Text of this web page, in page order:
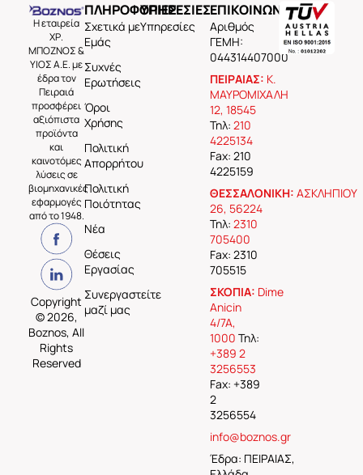
Η εταιρεία
ΧΡ.
ΜΠΟΖΝΟΣ &
ΥΙΟΣ Α.Ε. με
έδρα τον
Πειραιά
προσφέρει
αξιόπιστα
προϊόντα
και
καινοτόμες
λύσεις σε
βιομηχανικές
εφαρμογές
από το 1948.
Copyright
© 2026,
Boznos, All
Rights
Reserved
ΠΛΗΡΟΦΟΡΙΕΣ
Σχετικά με
Εμάς
Συχνές
Ερωτήσεις
Όροι
Χρήσης
Πολιτική
Απορρήτου
Πολιτική
Ποιότητας
Νέα
Θέσεις
Εργασίας
Συνεργαστείτε
μαζί μας
ΥΠΗΡΕΣΙΕΣ
Υπηρεσίες
ΕΠΙΚΟΙΝΩΝΙΑ
Aριθμός
ΓΕΜΗ:
044314407000
ΠΕΙΡΑΙΑΣ: Κ.
ΜΑΥΡΟΜΙΧΑΛΗ
12, 18545
Τηλ: 210
4225134
Fax: 210
4225159
ΘΕΣΣΑΛΟΝΙΚΗ: ΑΣΚΛΗΠΙΟΥ
26, 56224
Τηλ: 2310
705400
Fax: 2310
705515
ΣΚΟΠΙΑ: Dime
Anicin
4/7A,
1000 Τηλ:
+389 2
3256553
Fax: +389
2
3256554
info@boznos.gr
Έδρα: ΠΕΙΡΑΙΑΣ,